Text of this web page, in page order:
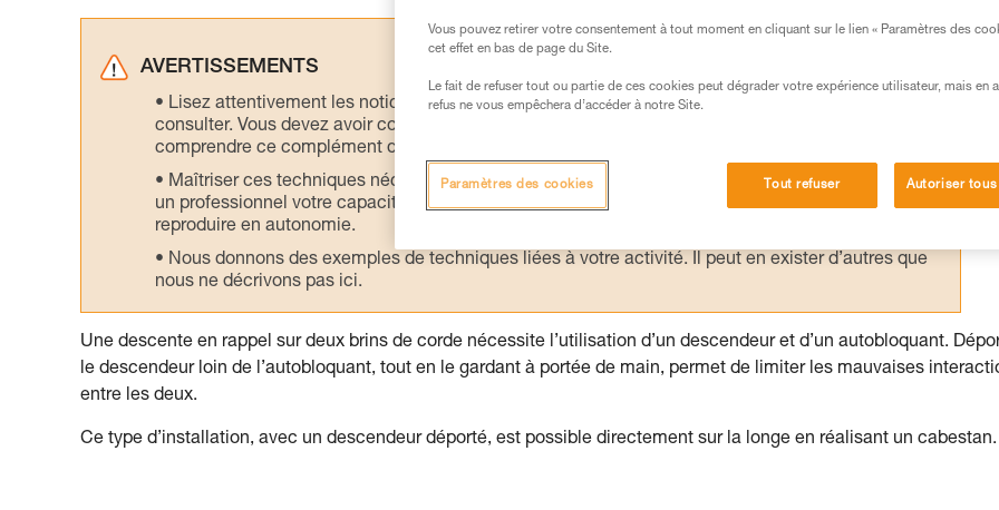
AVERTISSEMENTS
Lisez attentivement les notices techniques des produits utilisés dans ce conseil avant de le
consulter. Vous devez avoir compris les informations de la notice technique pour pouvoir
comprendre ce complément d’informations.
Maîtriser ces techniques nécessite une formation et un entraînement spécifique. Validez avec
un professionnel votre capacité à refaire la manipulation, seul, en toute sécurité, avant de la
reproduire en autonomie.
Nous donnons des exemples de techniques liées à votre activité. Il peut en exister d’autres que
nous ne décrivons pas ici.
Une descente en rappel sur deux brins de corde nécessite l’utilisation d’un descendeur et d’un autobloquant.
le descendeur loin de l’autobloquant, tout en le gardant à portée de main, permet de limiter les mauvaises
entre les deux.
Ce type d’installation, avec un descendeur déporté, est possible directement sur la longe en réalisant un cabestan.
Vous pouvez retirer votre consentement à tout moment en cliquant sur le lien « Paramètres des
cet effet en bas de page du Site.
Le fait de refuser tout ou partie de ces cookies peut dégrader votre expérience utilisateur, mais en
refus ne vous empêchera d’accéder à notre Site.
Tout refuser Autoriser
Paramètres des cookies